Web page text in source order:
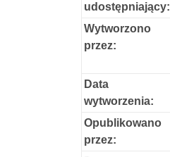
udostępniający:
Wytworzono
przez:
Data
wytworzenia:
Opublikowano
przez: